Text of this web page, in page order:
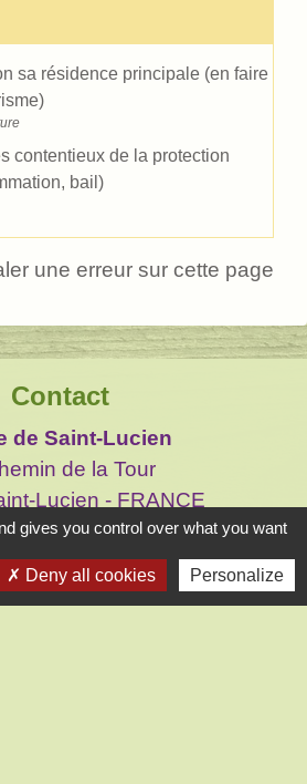
sa résidence principale (en faire
contentieux de la protection
bail)
une erreur sur cette page
Contact
de Saint-Lucien
de la Tour
Lucien - FRANCE
2 37 82 58 07
par formulaire
gives you control over what you want
Deny all cookies Personalize